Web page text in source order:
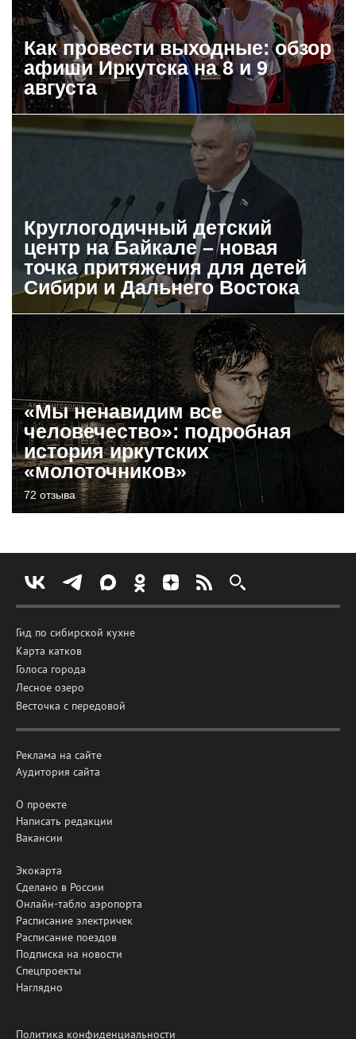
Как провести выходные: обзор
афиши Иркутска на 8 и 9
августа
Круглогодичный детский
центр на Байкале – новая
точка притяжения для детей
Сибири и Дальнего Востока
«Мы ненавидим все
человечество»: подробная
история иркутских
«молоточников»
72 отзыва
Гид по сибирской кухне
Карта катков
Голоса города
Лесное озеро
Весточка с передовой
Реклама на сайте
Аудитория сайта
О проекте
Написать редакции
Вакансии
Экокарта
Сделано в России
Онлайн-табло аэропорта
Расписание электричек
Расписание поездов
Подписка на новости
Спецпроекты
Наглядно
Политика конфиденциальности